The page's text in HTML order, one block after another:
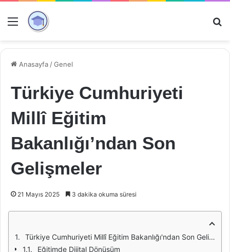
Menü
Anasayfa /Genel
Türkiye Cumhuriyeti
Millî Eğitim
Bakanlığı’ndan Son
Gelişmeler
21 Mayıs 2025 3 dakika okuma süresi
Türkiye Cumhuriyeti Millî Eğitim Bakanlığı'ndan Son Gelişmeler
Eğitimde Dijital Dönüşüm